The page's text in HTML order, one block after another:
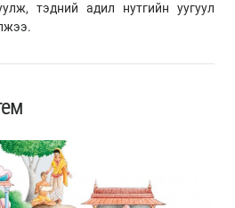
тэдний адил нутгийн уугуул